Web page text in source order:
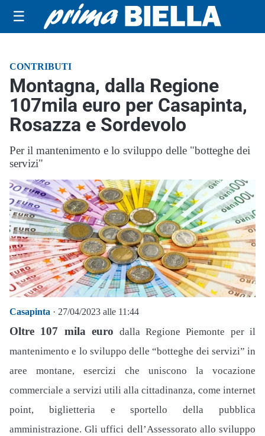
☰
CONTRIBUTI
Montagna, dalla Regione
107mila euro per Casapinta,
Rosazza e Sordevolo
Per il mantenimento e lo sviluppo delle "botteghe dei
servizi"
Casapinta · 27/04/2023 alle 11:44
Oltre 107 milaeuro dalla Regione Piemonte per il
mantenimento e lo sviluppo delle “botteghe dei servizi” in
aree montane, esercizi che uniscono la vocazione
commerciale a servizi utili alla cittadinanza, come internet
point, biglietteria e sportello della pubblica
amministrazione. Gli uffici dell’Assessorato allo sviluppo